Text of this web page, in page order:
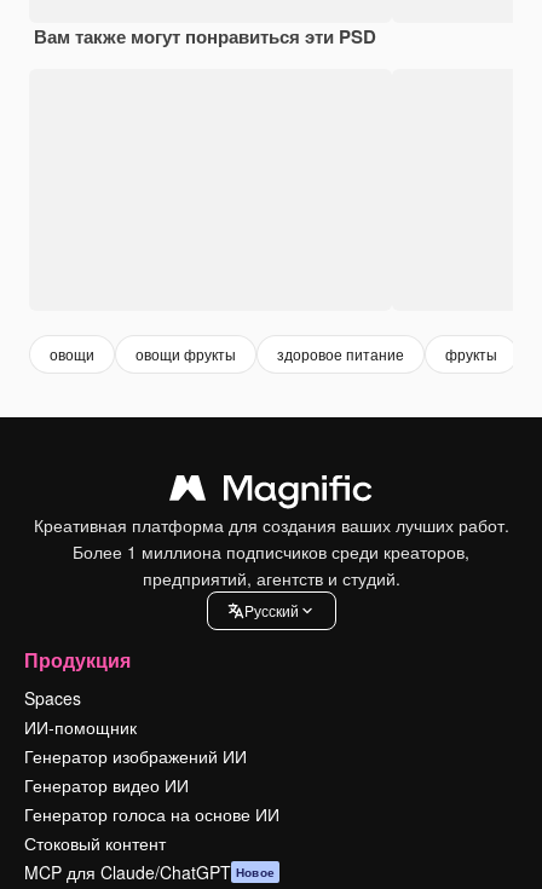
Вам также могут понравиться эти PSD
овощи овощи фрукты здоровое питание фрукты
Креативная платформа для создания ваших лучших работ.
Более 1 миллиона подписчиков среди креаторов,
предприятий, агентств и студий.
Pусский
Продукция
Spaces
ИИ-помощник
Генератор изображений ИИ
Генератор видео ИИ
Генератор голоса на основе ИИ
Стоковый контент
MCP для Claude/ChatGPT Новое